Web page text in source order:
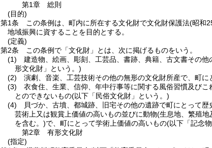
第1章
総則
(目的)
第1条
この条例は、町内に所在する文化財で文化財保護法(昭和
地域振興に資することを目的とする。
(定義)
第2条
この条例で「文化財」とは、次に掲げるものをいう。
(1)
建造物、絵画、彫刻、工芸品、書跡、典籍、古文書その
形文化財」という。)
(2)
演劇、音楽、工芸技術その他の無形の文化財所産で、町
(3)
衣食住、生業、信仰、年中行事等に関する風俗習慣及び
とのできないもの(以下「民俗文化財」という。)
(4)
貝づか、古墳、都城跡、旧宅その他の遺跡で町にとって
芸術上又は観賞上価値の高いもの並びに動物(生息地、繁殖地
を含む。)で、町にとって学術上価値の高いもの(以下「記念
第2章
有形文化財
(指定)